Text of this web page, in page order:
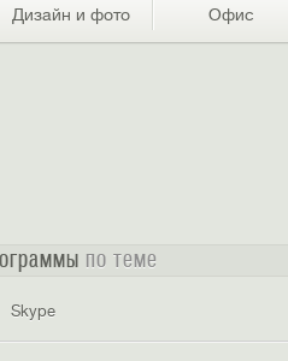
Дизайн и фото Офис
по теме
Skype